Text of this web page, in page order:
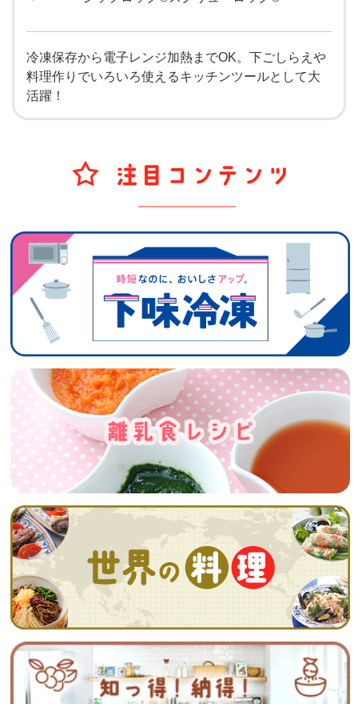
冷凍保存から電子レンジ加熱までOK。下ごしらえや
料理作りでいろいろ使えるキッチンツールとして大
活躍！